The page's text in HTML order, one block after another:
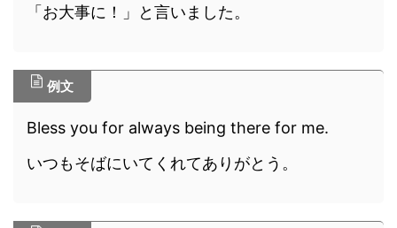
「お大事に！」と言いました。
例文
Bless you for always being there for me.
いつもそばにいてくれてありがとう。